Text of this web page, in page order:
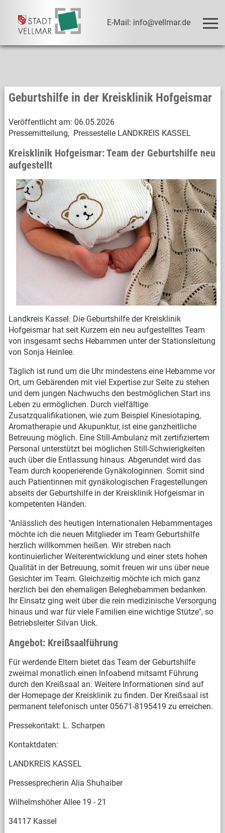
E-Mail: info@vellmar.de
Geburtshilfe in der Kreisklinik Hofgeismar
Veröffentlicht am: 06.05.2026
Pressemitteilung, Pressestelle LANDKREIS KASSEL
Kreisklinik Hofgeismar: Team der Geburtshilfe neu
aufgestellt
Landkreis Kassel. Die Geburtshilfe der Kreisklinik
Hofgeismar hat seit Kurzem ein neu aufgestelltes Team
von insgesamt sechs Hebammen unter der Stationsleitung
von Sonja Heinlee.
Täglich ist rund um die Uhr mindestens eine Hebamme vor
Ort, um Gebärenden mit viel Expertise zur Seite zu stehen
und dem jungen Nachwuchs den bestmöglichen Start ins
Leben zu ermöglichen. Durch vielfältige
Zusatzqualifikationen, wie zum Beispiel Kinesiotaping,
Aromatherapie und Akupunktur, ist eine ganzheitliche
Betreuung möglich. Eine Still-Ambulanz mit zertifiziertem
Personal unterstützt bei möglichen Still-Schwierigkeiten
auch über die Entlassung hinaus. Abgerundet wird das
Team durch kooperierende Gynäkologinnen. Somit sind
auch Patientinnen mit gynäkologischen Fragestellungen
abseits der Geburtshilfe in der Kreisklinik Hofgeismar in
kompetenten Händen.
"Anlässlich des heutigen Internationalen Hebammentages
möchte ich die neuen Mitglieder im Team Geburtshilfe
herzlich willkommen heißen. Wir streben nach
kontinuierlicher Weiterentwicklung und einer stets hohen
Qualität in der Betreuung, somit freuen wir uns über neue
Gesichter im Team. Gleichzeitig möchte ich mich ganz
herzlich bei den ehemaligen Beleghebammen bedanken.
Ihr Einsatz ging weit über die rein medizinische Versorgung
hinaus und war für viele Familien eine wichtige Stütze", so
Betriebsleiter Silvan Uick.
Angebot: Kreißsaalführung
Für werdende Eltern bietet das Team der Geburtshilfe
zweimal monatlich einen Infoabend mitsamt Führung
durch den Kreißsaal an. Weitere Informationen sind auf
der Homepage der Kreisklinik zu finden. Der Kreißsaal ist
permanent telefonisch unter 05671-8195419 zu erreichen.
Pressekontakt: L. Scharpen
Kontaktdaten:
LANDKREIS KASSEL
Pressesprecherin Alia Shuhaiber
Wilhelmshöher Allee 19 - 21
34117 Kassel